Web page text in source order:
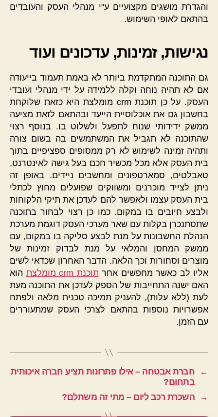
והגדרת מושגים מקצועיים ע"י מנהלי העסק והעובדים
בהתאם לאופי השימוש.
נגישות, זמינות, עדכונים ועוד
גם התוכנה המתקדמת ביותר לא באמת תעמוד בייעודה
אם לא תהיה נוחה וקלה ללמידה על ידי מנהלי ועובדי
העסק. על כן תוכנת crm מומלצת היא כזאת שלוקחת
בחשבון גם את אוכלוסיית הייעד ובהתאם לזאת מציעה
ממשק ידידותי שנוח לתפעל ולשלוט בו. בנוסף רצוי
שהתוכנה לא תגביל את המשתמשים בה בשום צורה
ותהיה זמינה לשימוש לא רק ממסופים ספציפיים בתוך
בית העסק אלא מכל מכשיר חכם בעל גישה לאינטרנט,
טאבלטים, סמארטפונים ומחשבים ניידים. באופן זה
ניתן לצייד מוכרנים ומשווקים שפועלים מחוץ לכתלי
בית העסק עצמו ולאפשר להם לעדכן את תיקי הלקוחות
ולבצע חיובים בו במקום. כמו כן רצוי לבחור בתוכנה
שתסתנכרן בקלות עם שאר מערכי העסק דוגמת מערכת
הנהלת החשבונות על מנת לבצע סליקה בו במקום, עם
ממשק המחסן והמלאי על מנת לבדוק זמינות של
מוצרים וסחורות וכך הלאה. הדבר האחרון שכדאי לשים
אליו לב כאשר מחפשים אחר תוכנת crm מומלצת
הוא
האם ישנה התחייבות של הספק לעדכן את התוכנה מעת
לעת (ללא עלות), להעניק תמיכה טכנית מלאה ולפתח
אפשרויות נוספות בהתאם לצרכי העסק שמתעוררים
עם הזמן.
←
חברת אבטחה – אילו פתרונות תציע חברה איכותית
בתחום?
→
השכרת רכב ליום – מתי זה משתלם?